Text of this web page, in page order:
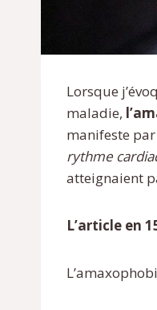
Lorsque
maladie,
manifeste
rythme
atteignaient
L’article en